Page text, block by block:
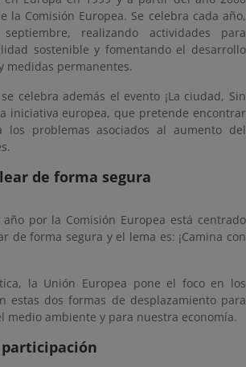
la Comisión Europea. Se celebra cada año,
realizando actividades para
sostenible y fomentando el desarrollo
medidas permanentes.
celebra además el evento ¡La ciudad, Sin
iniciativa europea, que pretende encontrar
los problemas asociados al aumento del
de forma segura
por la Comisión Europea está centrado
de forma segura y el lema es: ¡Camina con
la Unión Europea pone el foco en los
estas dos formas de desplazamiento para
medio ambiente y para nuestra economía.